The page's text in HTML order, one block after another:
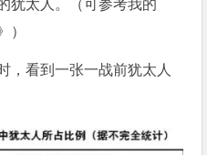
犹太人。（可参考我的
）
，看到一张一战前犹太人